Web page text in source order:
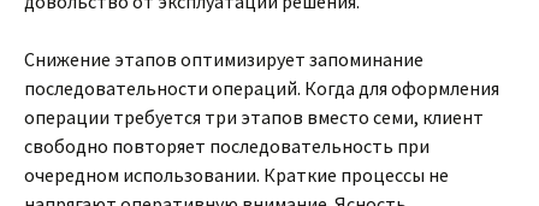
Снижение этапов оптимизирует запоминание
последовательности операций. Когда для оформления
операции требуется три этапов вместо семи, клиент
свободно повторяет последовательность при
очередном использовании. Краткие процессы не